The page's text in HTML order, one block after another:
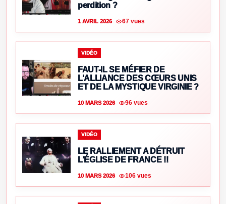
perdition ?
1 AVRIL 2026 67 vues
VIDÉO
FAUT-IL SE MÉFIER DE
L’ALLIANCE DES CŒURS UNIS
ET DE LA MYSTIQUE VIRGINIE ?
10 MARS 2026 96 vues
VIDÉO
LE RALLIEMENT A DÉTRUIT
L’ÉGLISE DE FRANCE !!
10 MARS 2026 106 vues